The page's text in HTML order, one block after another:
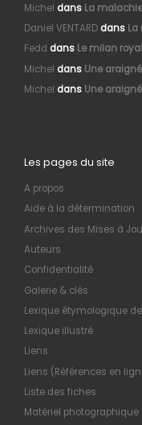
Michel dans La
Daniel VENTARDdans
Fedd dans Le milan royal
Michel dans Une
Michel dans Une
Les pages du site
A propos
Aide à la détermination
Archives des Mises à
Auteurs
Confidentialité
Galerie & clés
Lexique étymologique
Lexique illustré
Liens
Liens (Références en
Liste des fiches
Matériel photographique